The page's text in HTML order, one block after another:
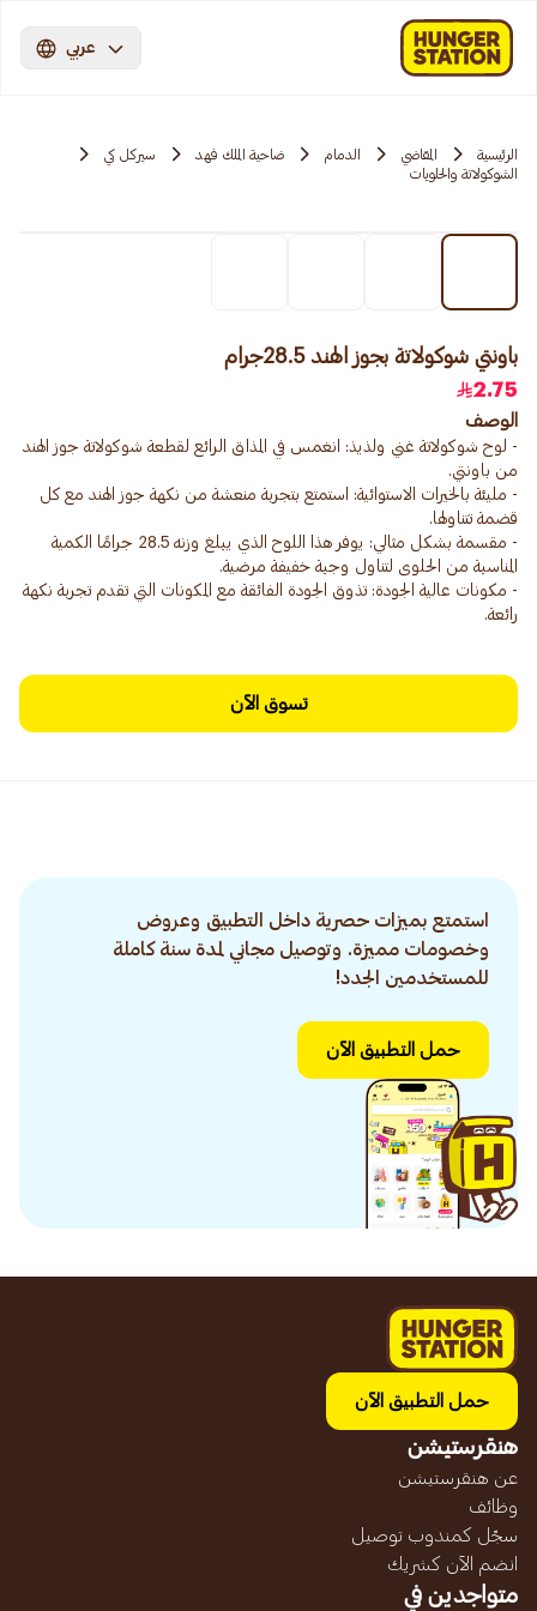
عربي
الرئيسية المقاضي الدمام ضاحية الملك فهد
سيركل كي
الشوكولاتة والحلويات
باونتي شوكولاتة بجوز الهند 28.5جرام
2.75
الوصف
- لوح شوكولاتة غني ولذيذ: انغمس في المذاق الرائع لقطعة شوكولاتة جوز الهند
- مليئة بالخيرات الاستوائية: استمتع بتجربة منعشة من نكهة جوز الهند مع كل
- مقسمة بشكل مثالي: يوفر هذا اللوح الذي يبلغ وزنه 28.5 جرامًا الكمية
- مكونات عالية الجودة: تذوق الجودة الفائقة مع المكونات التي تقدم تجربة نكهة
رائعة.
تسوق الآن
استمتع بميزات حصرية داخل التطبيق وعروض
وخصومات مميزة. وتوصيل مجاني لمدة سنة كاملة
للمستخدمين الجدد!
حمل التطبيق الآن
حمل التطبيق الآن
هنقرستيشن
عن هنقرستيشن
وظائف
سجّل كمندوب توصيل
انضم الآن كشريك
متواجدين في